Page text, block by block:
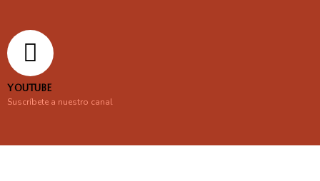
YOUTUBE
Suscríbete a nuestro canal